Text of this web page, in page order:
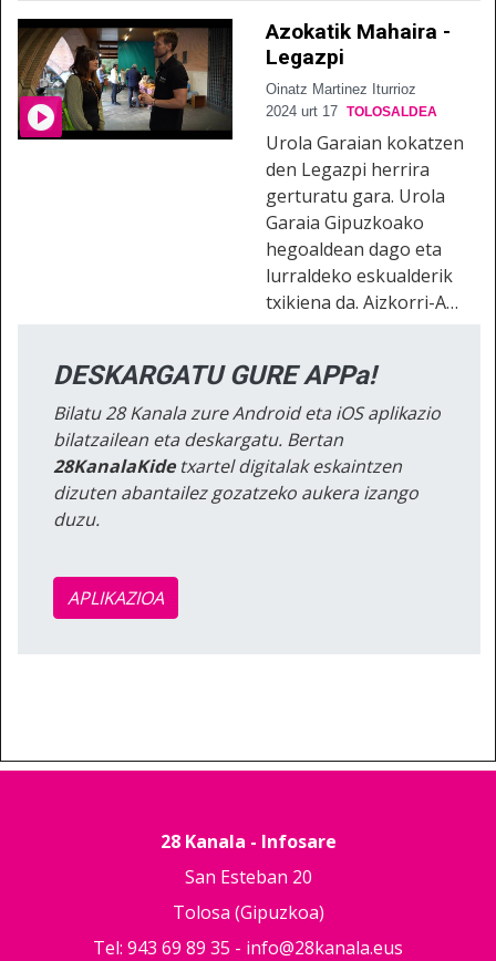
Azokatik Mahaira -
Legazpi
Oinatz Martinez Iturrioz
2024 urt 17 TOLOSALDEA
Urola Garaian kokatzen
den Legazpi herrira
gerturatu gara. Urola
Garaia Gipuzkoako
hegoaldean dago eta
lurraldeko eskualderik
txikiena da. Aizkorri-A…
DESKARGATU GURE APPa!
Bilatu 28 Kanala zure Android eta iOS aplikazio
bilatzailean eta deskargatu. Bertan
28KanalaKidetxartel digitalak eskaintzen
dizuten abantailez gozatzeko aukera izango
duzu.
APLIKAZIOA
28 Kanala - Infosare
San Esteban 20
Tolosa (Gipuzkoa)
Tel: 943 69 89 35 - info@28kanala.eus